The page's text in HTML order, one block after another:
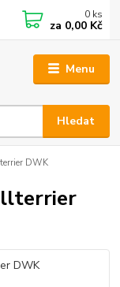
Menu
Hledat
0 ks
za 0,00 Kč
DWK